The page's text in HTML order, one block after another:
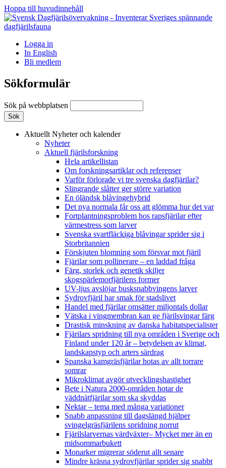
Hoppa till huvudinnehåll
Logga in
In English
Bli medlem
Sökformulär
Sök på webbplatsen
Aktuellt Nyheter och kalender
Nyheter
Aktuell fjärilsforskning
Hela artikellistan
Om forskningsartiklar och referenser
Varför förlorade vi tre svenska dagfjärilar?
Slingrande slåtter ger större variation
En öländsk blåvingehybrid
Det nya normala får oss att glömma hur det var
Fortplantningsproblem hos rapsfjärilar efter
värmestress som larver
Svenska svartfläckiga blåvingar sprider sig i
Storbritannien
Förskjuten blomning som försvar mot fjäril
Fjärilar som pollinerare – en laddad fråga
Färg, storlek och genetik skiljer
skogspärlemorfjärilens former
UV-ljus avslöjar busksnabbvingens larver
Sydrovfjäril har smak för stadslivet
Handel med fjärilar omsätter miljontals dollar
Vätska i vingmembran kan ge fjärilsvingar färg
Drastisk minskning av danska habitatspecialister
Fjärilars spridning till nya områden i Sverige och
Finland under 120 år– betydelsen av klimat,
landskapstyp och arters särdrag
Spanska kamgräsfjärilar hotas av allt torrare
somrar
Mikroklimat avgör utvecklingshastighet
Bete i Natura 2000-områden hotar de
väddnätfjärilar som ska skyddas
Nektar – tema med många variationer
Snabb anpassning till dagslängd hjälper
svingelgräsfjärilens spridning norrut
Fjärilslarvernas värdväxter– Mycket mer än en
midsommarbukett
Monarker migrerar söderut allt senare
Mindre kräsna sydrovfjärilar sprider sig snabbt